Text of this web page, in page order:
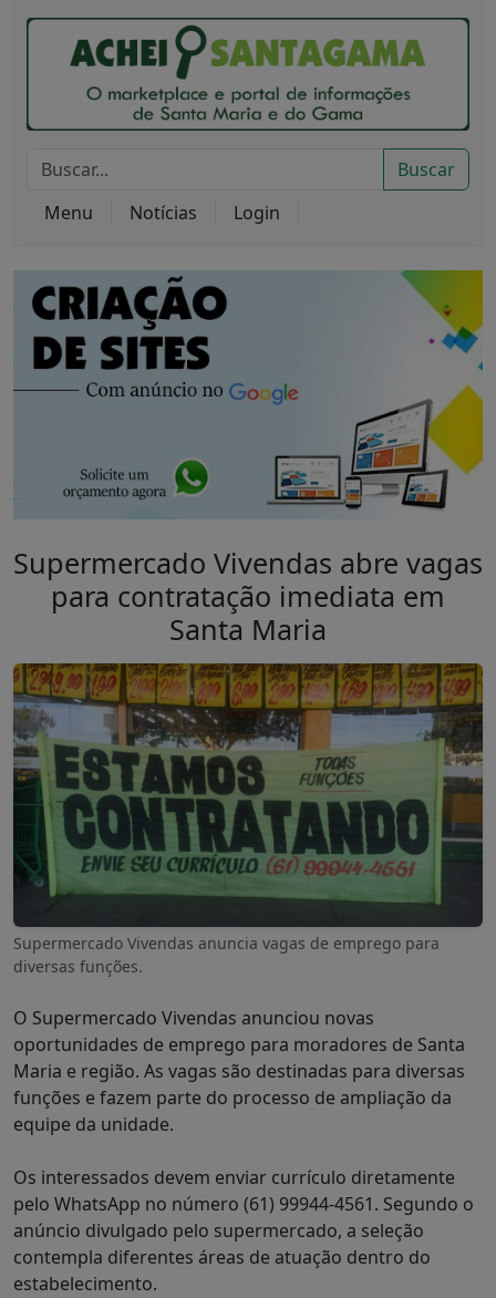
Buscar
Menu
Notícias Login
Supermercado Vivendas abre vagas
para contratação imediata em
Santa Maria
Supermercado Vivendas anuncia vagas de emprego para
diversas funções.
O Supermercado Vivendas anunciou novas
oportunidades de emprego para moradores de Santa
Maria e região. As vagas são destinadas para diversas
funções e fazem parte do processo de ampliação da
equipe da unidade.
Os interessados devem enviar currículo diretamente
pelo WhatsApp no número (61) 99944-4561. Segundo o
anúncio divulgado pelo supermercado, a seleção
contempla diferentes áreas de atuação dentro do
estabelecimento.